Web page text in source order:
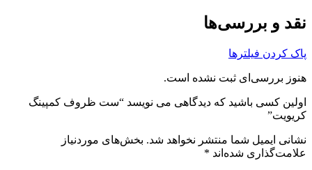
نقد و بررسی‌ها
پاک کردن فیلترها
هنوز بررسی‌ای ثبت نشده است.
اولین کسی باشید که دیدگاهی می نویسد “ست ظروف کمپینگ
کریویت”
نشانی ایمیل شما منتشر نخواهد شد. بخش‌های موردنیاز
علامت‌گذاری شده‌اند *